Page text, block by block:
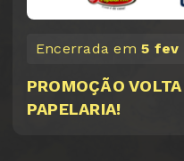
Encerrada em5 fev
PROMOÇÃO
PAPELARIA!